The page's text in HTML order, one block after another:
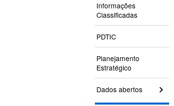
Informações
Classificadas
PDTIC
Planejamento
Estratégico
Dados abertos